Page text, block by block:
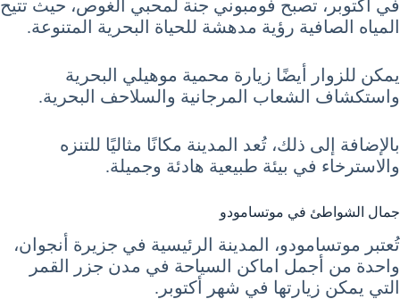
في أكتوبر، تصبح فومبوني جنة لمحبي الغوص، حيث تتيح
المياه الصافية رؤية مدهشة للحياة البحرية المتنوعة.
يمكن للزوار أيضًا زيارة محمية موهيلي البحرية
واستكشاف الشعاب المرجانية والسلاحف البحرية.
بالإضافة إلى ذلك، تُعد المدينة مكانًا مثاليًا للتنزه
والاسترخاء في بيئة طبيعية هادئة وجميلة.
جمال الشواطئ في موتسامودو
تُعتبر موتسامودو، المدينة الرئيسية في جزيرة أنجوان،
واحدة من أجمل اماكن السياحة في مدن جزر القمر
التي يمكن زيارتها في شهر أكتوبر.